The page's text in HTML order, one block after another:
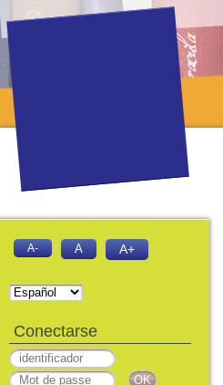
A- A A+
Conectarse